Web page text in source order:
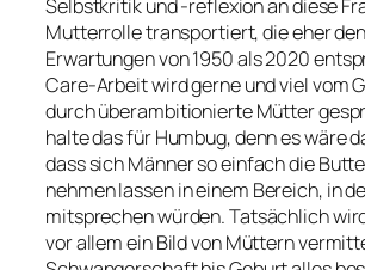
Selbstkritik und -reflexion an diese
Mutterrolle transportiert, die eher
Erwartungen von 1950 als 2020
Care-Arbeit wird gerne und viel vom
durch überambitionierte Mütter
halte das für Humbug, denn es wäre
dass sich Männer so einfach die
nehmen lassen in einem Bereich, in
mitsprechen würden. Tatsächlich
vor allem ein Bild von Müttern